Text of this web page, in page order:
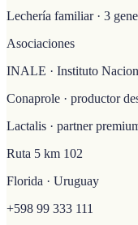
Lechería familiar · 3
Asociaciones
INALE · Instituto
Conaprole · productor
Lactalis · partner
Ruta 5 km 102
Florida · Uruguay
+598 99 333 111